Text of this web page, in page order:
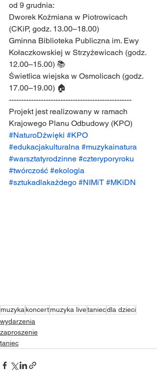
od 9 grudnia:
Dworek Koźmiana w Piotrowicach
(CKiP, godz. 13.00–18.00)
Gminna Biblioteka Publiczna im. Ewy
Kołaczkowskiej w Strzyżewicach (godz.
12.00–15.00) 📚
Świetlica wiejska w Osmolicach (godz.
17.00–19.00) 🏠
--------------------------------------------------
Projekt jest realizowany w ramach
Krajowego Planu Odbudowy (KPO)
#NaturoDźwięki #KPO
#edukacjakulturalna #muzykainatura
#warsztatyrodzinne #czteryporyroku
#twórczość #ekologia
#sztukadlakażdego #NIMiT #MKiDN
muzykakoncertmuzyka livetaniecdla dzieci
wydarzenia
zaproszenie
taniec